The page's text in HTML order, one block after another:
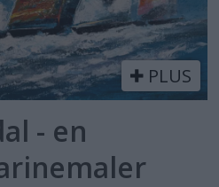
PLUS
- en